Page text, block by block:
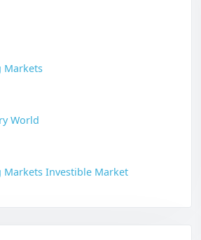
Markets
World
Markets Investible Market